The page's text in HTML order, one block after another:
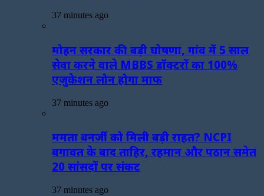
37 minutes ago
मोहन सरकार की बड़ी घोषणा, गांव में 5 साल
सेवा करने वाले MBBS डॉक्टरों का 100%
एजुकेशन लोन होगा माफ
37 minutes ago
ममता बनर्जी को मिली बड़ी राहत? NCPI
बगावत के बाद ताहिर, रहमान और पठान समेत
20 सांसदों पर संकट
37 minutes ago